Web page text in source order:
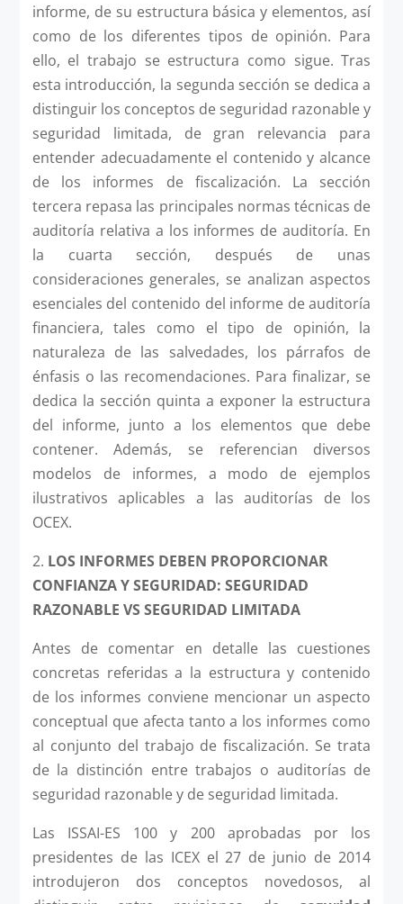
informe, de su estructura básica y elementos, así
como de los diferentes tipos de opinión. Para
ello, el trabajo se estructura como sigue. Tras
esta introducción, la segunda sección se dedica a
distinguir los conceptos de seguridad razonable y
seguridad limitada, de gran relevancia para
entender adecuadamente el contenido y alcance
de los informes de fiscalización. La sección
tercera repasa las principales normas técnicas de
auditoría relativa a los informes de auditoría. En
la cuarta sección, después de unas
consideraciones generales, se analizan aspectos
esenciales del contenido del informe de auditoría
financiera, tales como el tipo de opinión, la
naturaleza de las salvedades, los párrafos de
énfasis o las recomendaciones. Para finalizar, se
dedica la sección quinta a exponer la estructura
del informe, junto a los elementos que debe
contener. Además, se referencian diversos
modelos de informes, a modo de ejemplos
ilustrativos aplicables a las auditorías de los
OCEX.
2. LOS INFORMES DEBEN PROPORCIONAR
CONFIANZA Y SEGURIDAD: SEGURIDAD
RAZONABLE VS SEGURIDAD LIMITADA
Antes de comentar en detalle las cuestiones
concretas referidas a la estructura y contenido
de los informes conviene mencionar un aspecto
conceptual que afecta tanto a los informes como
al conjunto del trabajo de fiscalización. Se trata
de la distinción entre trabajos o auditorías de
seguridad razonable y de seguridad limitada.
Las ISSAI-ES 100 y 200 aprobadas por los
presidentes de las ICEX el 27 de junio de 2014
introdujeron dos conceptos novedosos, al